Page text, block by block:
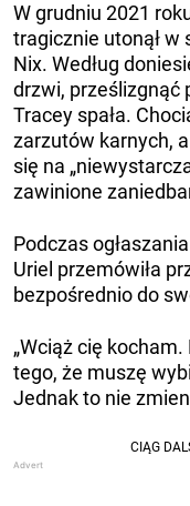
W grudniu 2021
tragicznie utonął w
Nix. Według
drzwi, prześlizgnąć
Tracey spała.
zarzutów karnych,
się na
zawinione
Podczas
Uriel przemówiła
bezpośrednio do
„Wciąż cię
tego, że muszę
Jednak to nie